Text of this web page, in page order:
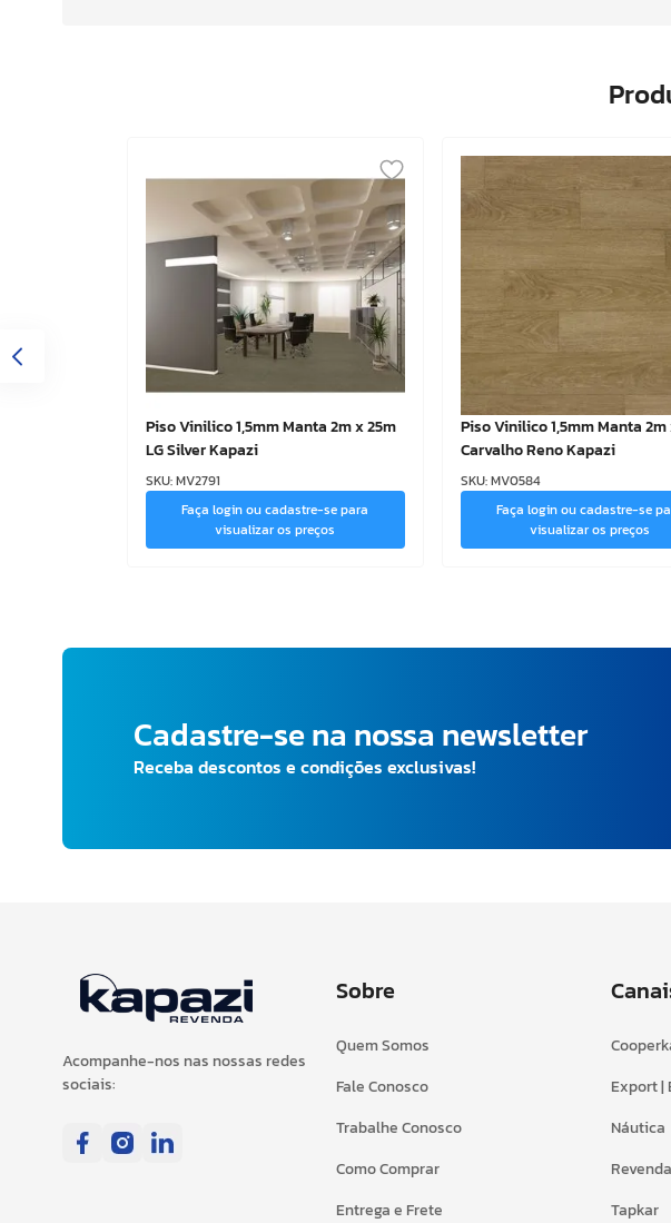
Piso Vinilico 1,5mm Manta 2m x 25m
LG Silver Kapazi
SKU:MV2791
Faça login ou cadastre-se para
visualizar os preços
Piso Vinilico 1,5mm Manta 2m
Carvalho Reno Kapazi
SKU:MV0584
Faça login ou cadastre-se
visualizar os preços
Cadastre-se na nossa newsletter
Receba descontos e condições exclusivas!
Acompanhe-nos nas nossas redes
sociais:
Sobre
Quem Somos
Fale Conosco
Trabalhe Conosco
Como Comprar
Entrega e Frete
Export |
Náutica
Revenda
Tapkar